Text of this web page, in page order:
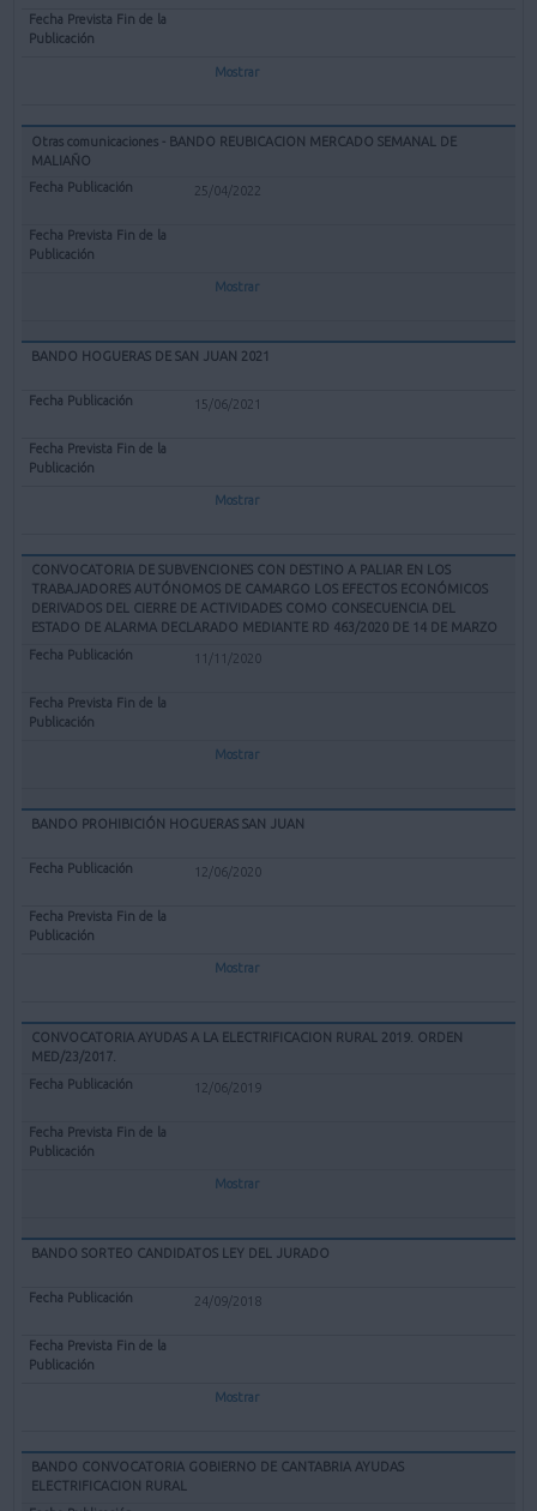
Mostrar
Otras comunicaciones - BANDO REUBICACION MERCADO SEMANAL DE
MALIAÑO
25/04/2022
Mostrar
BANDO HOGUERAS DE SAN JUAN 2021
15/06/2021
Mostrar
CONVOCATORIA DE SUBVENCIONES CON DESTINO A PALIAR EN LOS
TRABAJADORES AUTÓNOMOS DE CAMARGO LOS EFECTOS ECONÓMICOS
DERIVADOS DEL CIERRE DE ACTIVIDADES COMO CONSECUENCIA DEL
ESTADO DE ALARMA DECLARADO MEDIANTE RD 463/2020 DE 14 DE MARZO
11/11/2020
Mostrar
BANDO PROHIBICIÓN HOGUERAS SAN JUAN
12/06/2020
Mostrar
CONVOCATORIA AYUDAS A LA ELECTRIFICACION RURAL 2019. ORDEN
MED/23/2017.
12/06/2019
Mostrar
BANDO SORTEO CANDIDATOS LEY DEL JURADO
24/09/2018
Mostrar
BANDO CONVOCATORIA GOBIERNO DE CANTABRIA AYUDAS
ELECTRIFICACION RURAL